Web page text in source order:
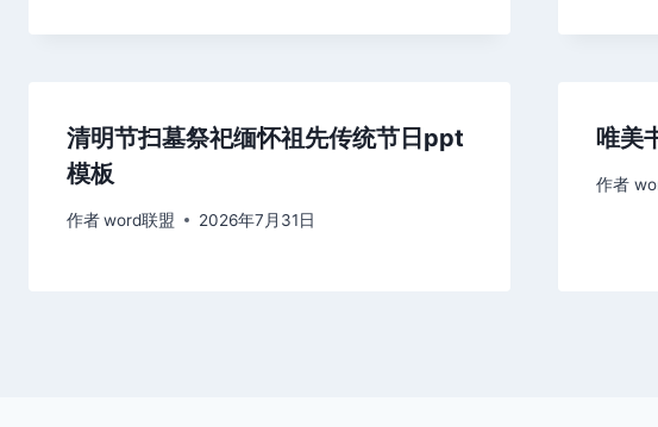
清明节扫墓祭祀缅怀祖先传统节日ppt
模板
作者word联盟 2026年7月31日
唯美
作者